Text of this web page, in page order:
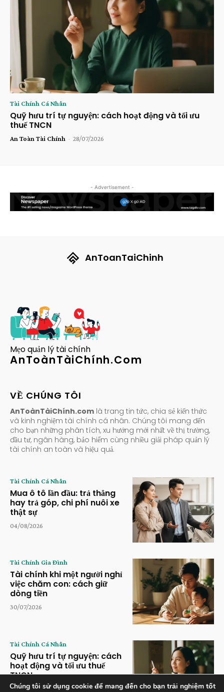
Tài Chính Cá Nhân
Quỹ hưu trí tự nguyện: cách hoạt động và tối ưu
thuế TNCN
An Toàn Tài Chính - 28/07/2026
- Advertisement -
AnToanTaiChinh
Mẹo quản lý tài chính
AnToànTàiChính.Com
VỀ CHÚNG TÔI
AnToànTàiChính.com là trang tin tức, chia sẻ kiến thức
và kinh nghiệm tài chính cá nhân. Chúng tôi mang đến
cho bạn những phân tích, xu hướng mới nhất về thị trường,
đầu tư, ngân hàng, bảo hiểm cùng nhiều giải pháp quản lý
tài chính an toàn và hiệu quả.
Tài Chính Cá Nhân
Mua ô tô lần đầu: trả thẳng
hay trả góp, chi phí nuôi xe
thật sự
04/08/2026
Tài Chính Gia Đình
Tài chính khi một người nghỉ
việc chăm con: cách giữ
dòng tiền
30/07/2026
Tài Chính Cá Nhân
Quỹ hưu trí tự nguyện: cách
hoạt động và tối ưu thuế
TNCN
28/07/2026
Chúng tôi sử dụng cookie để mang đến cho bạn trải nghiệm tốt